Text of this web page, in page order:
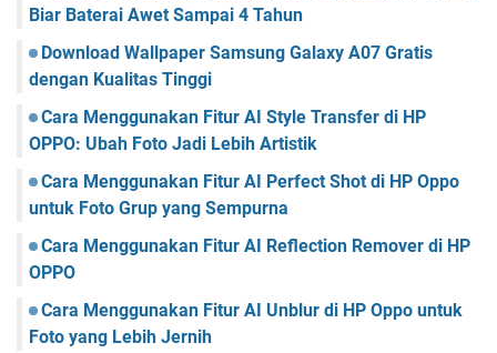
Biar Baterai Awet Sampai 4 Tahun
Download Wallpaper Samsung Galaxy A07 Gratis
dengan Kualitas Tinggi
Cara Menggunakan Fitur AI Style Transfer di HP
OPPO: Ubah Foto Jadi Lebih Artistik
Cara Menggunakan Fitur AI Perfect Shot di HP Oppo
untuk Foto Grup yang Sempurna
Cara Menggunakan Fitur AI Reflection Remover di HP
OPPO
Cara Menggunakan Fitur AI Unblur di HP Oppo untuk
Foto yang Lebih Jernih